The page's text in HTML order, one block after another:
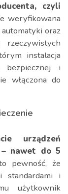
czyli
weryfikowana
oraz
instalacja
bezpiecznej i
włączona do
urządzeń
– nawet do 5
pewność, że
standardami i
użytkownik